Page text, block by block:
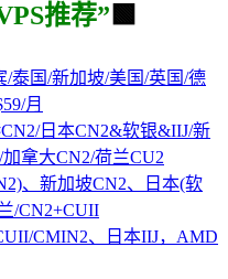
推荐” 🟩
/泰国/新加坡/美国/英国/德
月
日本CN2&软银&IIJ/新
拿大CN2/荷兰CU2
、新加坡CN2、日本(软
/CN2+CUII
CMIN2、日本IIJ，AMD